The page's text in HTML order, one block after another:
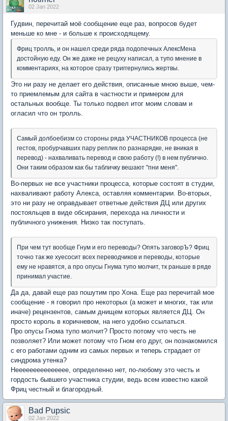
02 Jan 2022
Гудвин, перечитай моё сообщение еще раз, вопросов будет
меньше ко мне - и больше к происходящему.
Фриц тролль, и он нашел среди ряда подопечных АлексМена
достойную еду. Он же даже не рецуху написал, а тупо мнение в
комментариях, на которое сразу триггернулись жертвы.
Это ни разу не делает его действия, описанные мною выше, чем-
то приемлемым для сайта в частности и примером для
остальных вообще. Ты только подвел итог моим словам и
огласил что он тролль.
Самый долбоебизм со стороны ряда УЧАСТНИКОВ процесса (не
гестов, пробурчавших пару реплик по разнарядке, не вникая в
перевод) - нахваливать перевод и свою работу (!) в нем публично.
Они таким образом как бы табличку вешают "пни меня".
Во-первых не все участники процесса, которые состоят в студии,
нахваливают работу Алекса, оставляя комментарии. Во-вторых,
это ни разу не оправдывает ответные действия ДЦ или других
постояльцев в виде обсирания, перехода на личности и
публичного унижения. Низко так поступать.
При чем тут вообще Гнум и его переводы? Опять заговорЪ? Фриц
точно так же хуесосит всех переводчиков и переводы, которые
ему не нравятся, а про опусы Гнума тупо молчит, тк раньше в ряде
принимал участие.
Да да, давай еще раз пошутим про Хона. Еще раз перечитай мое
сообщение - я говорил про некоторых (а может и многих, так или
иначе) рецензентов, самым днищем которых является ДЦ. Он
просто король в коричневом, на него удобно ссылаться.
Про опусы Гнома тупо молчит? Просто потому что честь не
позволяет? Или может потому что Гном его друг, он познакомился
с его работами одним из самых первых и теперь страдает от
синдрома утенка?
Неееееееееееееее, определенно нет, по-любому это честь и
гордость бывшего участника студии, ведь всем известно какой
Фриц честный и благородный.
Bad Pupsic
02 Jan 2022